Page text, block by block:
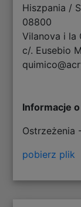
Hiszpania /
08800
Vilanova i la
c/. Eusebio
Informacje
Ostrzeżenia
pobierz plik